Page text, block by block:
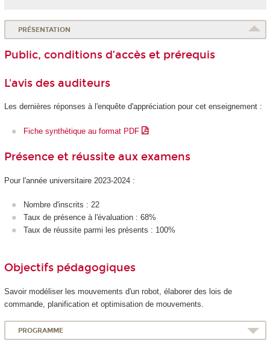
PRÉSENTATION
Public, conditions d’accès et prérequis
L'avis des auditeurs
Les dernières réponses à l'enquête d'appréciation pour cet enseignement :
Fiche synthétique au format PDF
Présence et réussite aux examens
Pour l'année universitaire 2023-2024 :
Nombre d'inscrits : 22
Taux de présence à l'évaluation : 68%
Taux de réussite parmi les présents : 100%
Objectifs pédagogiques
Savoir modéliser les mouvements d'un robot, élaborer des lois de
commande, planification et optimisation de mouvements.
PROGRAMME